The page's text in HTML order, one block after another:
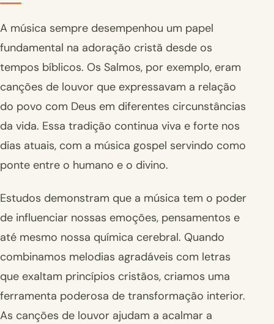
A música sempre desempenhou um papel
fundamental na adoração cristã desde os
tempos bíblicos. Os Salmos, por exemplo, eram
canções de louvor que expressavam a relação
do povo com Deus em diferentes circunstâncias
da vida. Essa tradição continua viva e forte nos
dias atuais, com a música gospel servindo como
ponte entre o humano e o divino.
Estudos demonstram que a música tem o poder
de influenciar nossas emoções, pensamentos e
até mesmo nossa química cerebral. Quando
combinamos melodias agradáveis com letras
que exaltam princípios cristãos, criamos uma
ferramenta poderosa de transformação interior.
As canções de louvor ajudam a acalmar a